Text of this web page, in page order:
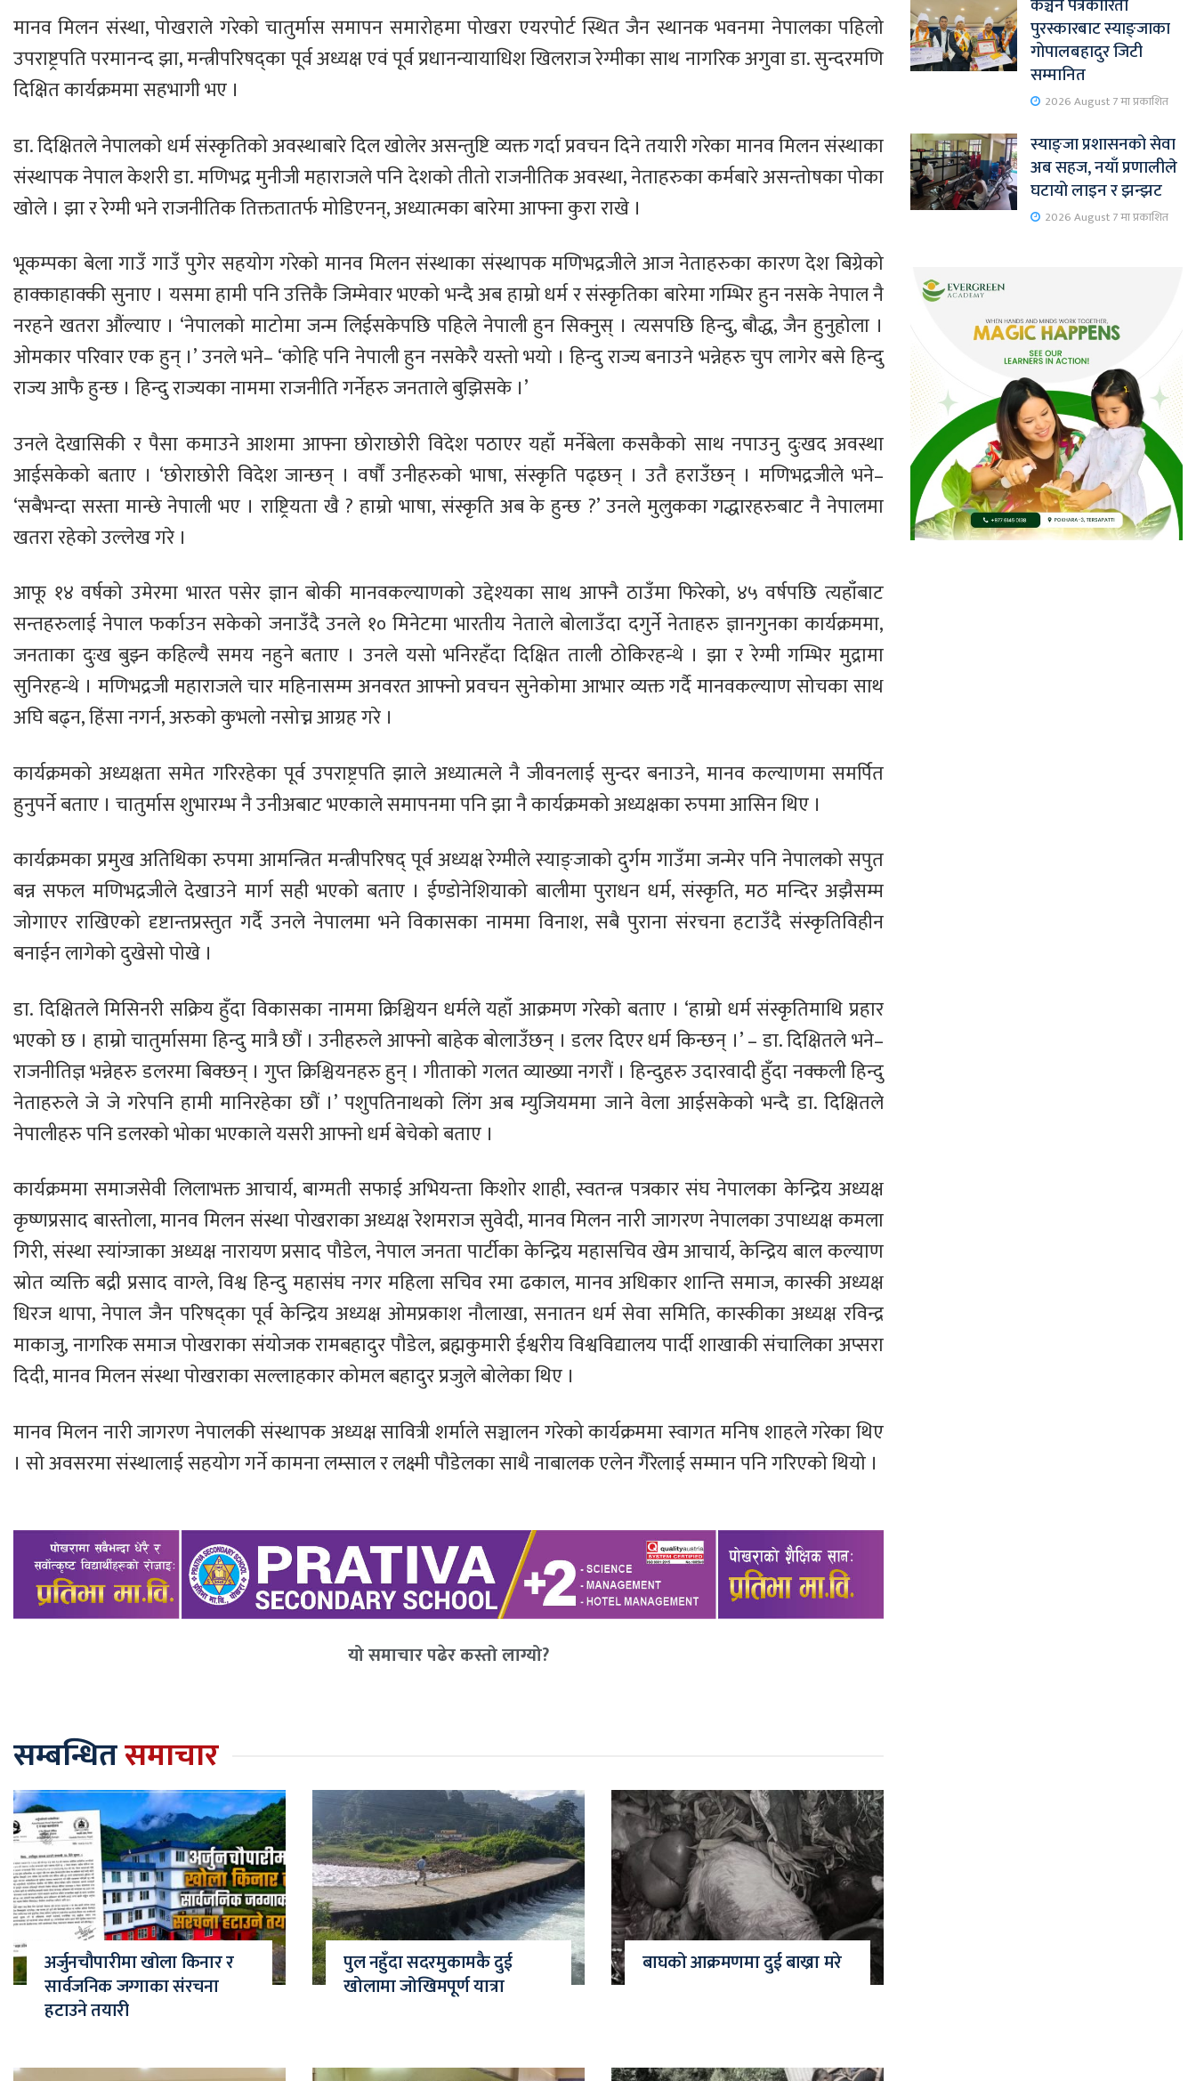
मानव मिलन संस्था, पोखराले गरेको चातुर्मास समापन समारोहमा पोखरा एयरपोर्ट स्थित जैन स्थानक भवनमा नेपालका पहिलो
उपराष्ट्रपति परमानन्द झा, मन्त्रीपरिषद्का पूर्व अध्यक्ष एवं पूर्व प्रधानन्यायाधिश खिलराज रेग्मीका साथ नागरिक अगुवा डा. सुन्दरमणि
दिक्षित कार्यक्रममा सहभागी भए ।
डा. दिक्षितले नेपालको धर्म संस्कृतिको अवस्थाबारे दिल खोलेर असन्तुष्टि व्यक्त गर्दा प्रवचन दिने तयारी गरेका मानव मिलन संस्थाका
संस्थापक नेपाल केशरी डा. मणिभद्र मुनीजी महाराजले पनि देशको तीतो राजनीतिक अवस्था, नेताहरुका कर्मबारे असन्तोषका पोका
खोले । झा र रेग्मी भने राजनीतिक तिक्ततातर्फ मोडिएनन्, अध्यात्मका बारेमा आफ्ना कुरा राखे ।
भूकम्पका बेला गाउँ गाउँ पुगेर सहयोग गरेको मानव मिलन संस्थाका संस्थापक मणिभद्रजीले आज नेताहरुका कारण देश बिग्रेको
हाक्काहाक्की सुनाए । यसमा हामी पनि उत्तिकै जिम्मेवार भएको भन्दै अब हाम्रो धर्म र संस्कृतिका बारेमा गम्भिर हुन नसके नेपाल नै
नरहने खतरा औंल्याए । ‘नेपालको माटोमा जन्म लिईसकेपछि पहिले नेपाली हुन सिक्नुस् । त्यसपछि हिन्दु, बौद्ध, जैन हुनुहोला ।
ओमकार परिवार एक हुन् ।’ उनले भने– ‘कोहि पनि नेपाली हुन नसकेरै यस्तो भयो । हिन्दु राज्य बनाउने भन्नेहरु चुप लागेर बसे हिन्दु
राज्य आफै हुन्छ । हिन्दु राज्यका नाममा राजनीति गर्नेहरु जनताले बुझिसके ।’
उनले देखासिकी र पैसा कमाउने आशमा आफ्ना छोराछोरी विदेश पठाएर यहाँ मर्नेबेला कसकैको साथ नपाउनु दुःखद अवस्था
आईसकेको बताए । ‘छोराछोरी विदेश जान्छन् । वर्षौं उनीहरुको भाषा, संस्कृति पढ्छन् । उतै हराउँछन् । मणिभद्रजीले भने–
‘सबैभन्दा सस्ता मान्छे नेपाली भए । राष्ट्रियता खै ? हाम्रो भाषा, संस्कृति अब के हुन्छ ?’ उनले मुलुकका गद्धारहरुबाट नै नेपालमा
खतरा रहेको उल्लेख गरे ।
आफू १४ वर्षको उमेरमा भारत पसेर ज्ञान बोकी मानवकल्याणको उद्देश्यका साथ आफ्नै ठाउँमा फिरेको, ४५ वर्षपछि त्यहाँबाट
सन्तहरुलाई नेपाल फर्काउन सकेको जनाउँदै उनले १० मिनेटमा भारतीय नेताले बोलाउँदा दगुर्ने नेताहरु ज्ञानगुनका कार्यक्रममा,
जनताका दुःख बुझ्न कहिल्यै समय नहुने बताए । उनले यसो भनिरहँदा दिक्षित ताली ठोकिरहन्थे । झा र रेग्मी गम्भिर मुद्रामा
सुनिरहन्थे । मणिभद्रजी महाराजले चार महिनासम्म अनवरत आफ्नो प्रवचन सुनेकोमा आभार व्यक्त गर्दै मानवकल्याण सोचका साथ
अघि बढ्न, हिंसा नगर्न, अरुको कुभलो नसोच्न आग्रह गरे ।
कार्यक्रमको अध्यक्षता समेत गरिरहेका पूर्व उपराष्ट्रपति झाले अध्यात्मले नै जीवनलाई सुन्दर बनाउने, मानव कल्याणमा समर्पित
हुनुपर्ने बताए । चातुर्मास शुभारम्भ नै उनीअबाट भएकाले समापनमा पनि झा नै कार्यक्रमको अध्यक्षका रुपमा आसिन थिए ।
कार्यक्रमका प्रमुख अतिथिका रुपमा आमन्त्रित मन्त्रीपरिषद् पूर्व अध्यक्ष रेग्मीले स्याङ्जाको दुर्गम गाउँमा जन्मेर पनि नेपालको सपुत
बन्न सफल मणिभद्रजीले देखाउने मार्ग सही भएको बताए । ईण्डोनेशियाको बालीमा पुराधन धर्म, संस्कृति, मठ मन्दिर अझैसम्म
जोगाएर राखिएको दृष्टान्तप्रस्तुत गर्दै उनले नेपालमा भने विकासका नाममा विनाश, सबै पुराना संरचना हटाउँदै संस्कृतिविहीन
बनाईन लागेको दुखेसो पोखे ।
डा. दिक्षितले मिसिनरी सक्रिय हुँदा विकासका नाममा क्रिश्चियन धर्मले यहाँ आक्रमण गरेको बताए । ‘हाम्रो धर्म संस्कृतिमाथि प्रहार
भएको छ । हाम्रो चातुर्मासमा हिन्दु मात्रै छौं । उनीहरुले आफ्नो बाहेक बोलाउँछन् । डलर दिएर धर्म किन्छन् ।’ – डा. दिक्षितले भने–
राजनीतिज्ञ भन्नेहरु डलरमा बिक्छन् । गुप्त क्रिश्चियनहरु हुन् । गीताको गलत व्याख्या नगरौं । हिन्दुहरु उदारवादी हुँदा नक्कली हिन्दु
नेताहरुले जे जे गरेपनि हामी मानिरहेका छौं ।’ पशुपतिनाथको लिंग अब म्युजियममा जाने वेला आईसकेको भन्दै डा. दिक्षितले
नेपालीहरु पनि डलरको भोका भएकाले यसरी आफ्नो धर्म बेचेको बताए ।
कार्यक्रममा समाजसेवी लिलाभक्त आचार्य, बाग्मती सफाई अभियन्ता किशोर शाही, स्वतन्त्र पत्रकार संघ नेपालका केन्द्रिय अध्यक्ष
कृष्णप्रसाद बास्तोला, मानव मिलन संस्था पोखराका अध्यक्ष रेशमराज सुवेदी, मानव मिलन नारी जागरण नेपालका उपाध्यक्ष कमला
गिरी, संस्था स्यांग्जाका अध्यक्ष नारायण प्रसाद पौडेल, नेपाल जनता पार्टीका केन्द्रिय महासचिव खेम आचार्य, केन्द्रिय बाल कल्याण
स्रोत व्यक्ति बद्री प्रसाद वाग्ले, विश्व हिन्दु महासंघ नगर महिला सचिव रमा ढकाल, मानव अधिकार शान्ति समाज, कास्की अध्यक्ष
धिरज थापा, नेपाल जैन परिषद्का पूर्व केन्द्रिय अध्यक्ष ओमप्रकाश नौलाखा, सनातन धर्म सेवा समिति, कास्कीका अध्यक्ष रविन्द्र
माकाजु, नागरिक समाज पोखराका संयोजक रामबहादुर पौडेल, ब्रह्मकुमारी ईश्वरीय विश्वविद्यालय पार्दी शाखाकी संचालिका अप्सरा
दिदी, मानव मिलन संस्था पोखराका सल्लाहकार कोमल बहादुर प्रजुले बोलेका थिए ।
मानव मिलन नारी जागरण नेपालकी संस्थापक अध्यक्ष सावित्री शर्माले सञ्चालन गरेको कार्यक्रममा स्वागत मनिष शाहले गरेका थिए
। सो अवसरमा संस्थालाई सहयोग गर्ने कामना लम्साल र लक्ष्मी पौडेलका साथै नाबालक एलेन गैरेलाई सम्मान पनि गरिएको थियो ।
यो समाचार पढेर कस्तो लाग्यो?
सम्बन्धितसमाचार
अर्जुनचौपारीमा खोला किनार र
सार्वजनिक जग्गाका संरचना
हटाउने तयारी
पुल नहुँदा सदरमुकामकै दुई
खोलामा जोखिमपूर्ण यात्रा
बाघको आक्रमणमा दुई बाख्रा मरे
कञ्चन पत्रकारिता
पुरस्कारबाट स्याङ्जाका
गोपालबहादुर जिटी
सम्मानित
2026 August 7 मा प्रकाशित
स्याङ्जा प्रशासनको सेवा
अब सहज, नयाँ प्रणालीले
घटायो लाइन र झन्झट
2026 August 7 मा प्रकाशित